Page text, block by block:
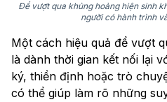
Để vượt qua khủng hoảng hiện sinh
người có hành trình
Một cách hiệu quả để vượt
là dành thời gian kết nối lại
ký, thiền định hoặc trò
có thể giúp làm rõ những